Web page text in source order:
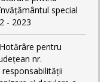
special
- 2023
pentru
nr.